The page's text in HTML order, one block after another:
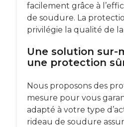
facilement grâce à
de soudure. La
privilégie la qualité de
Une solution sur-
une protection
Nous proposons des
mesure pour vous
adapté à votre type
rideau de soudure